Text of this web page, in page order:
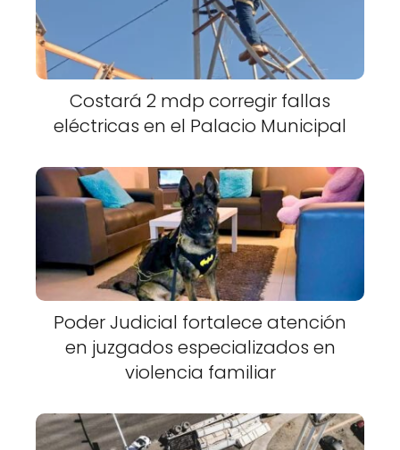
Costará 2 mdp corregir fallas
eléctricas en el Palacio Municipal
Poder Judicial fortalece atención
en juzgados especializados en
violencia familiar